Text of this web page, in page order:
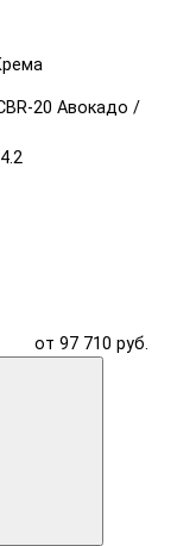
4.2
от 97 710 руб.